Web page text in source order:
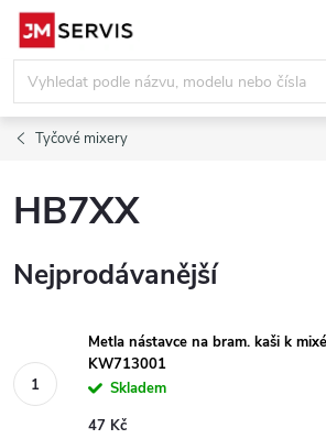
Přejít
obsah
Tyčové mixery
HB7XX
Nejprodávanější
Metla nástavce na bram. kaši k
KW713001
Skladem
47 Kč